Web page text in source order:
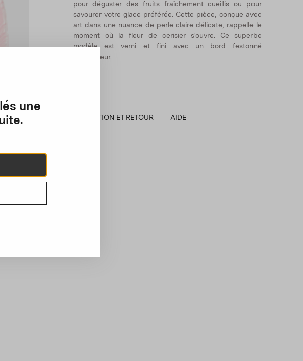
une
pour déguster des fruits fraîchement cueillis ou pour
savourer votre glace préférée. Cette pièce, conçue avec
art dans une nuance de perle claire délicate, rappelle le
moment où la fleur de cerisier s'ouvre. Ce superbe
modèle est verni et fini avec un bord festonné
accrocheur.
EXPÉDITION ET RETOUR AIDE